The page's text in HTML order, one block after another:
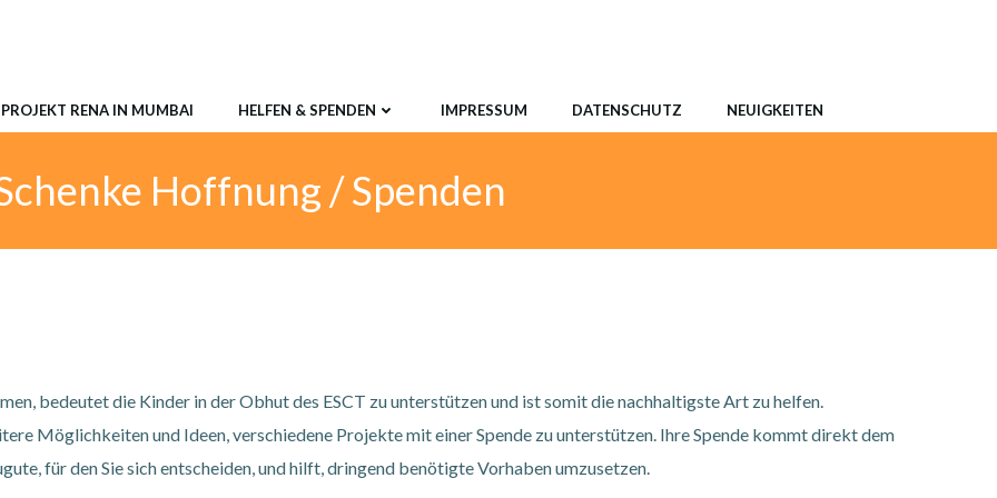
PROJEKT RENA IN MUMBAI HELFEN & SPENDEN IMPRESSUM DATENSCHUTZ NEUIGKEITEN
Hoffnung / Spenden
bedeutet die Kinder in der Obhut des ESCT zu unterstützen und ist somit die nachhaltigste Art zu helfen.
Möglichkeiten und Ideen, verschiedene Projekte mit einer Spende zu unterstützen. Ihre Spende kommt direkt dem
für den Sie sich entscheiden, und hilft, dringend benötigte Vorhaben umzusetzen.